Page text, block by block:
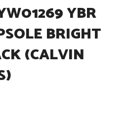
YBR
BRIGHT
(CALVIN